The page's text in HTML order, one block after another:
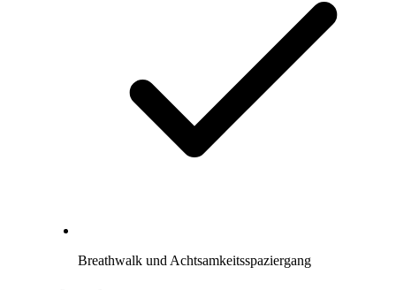
Breathwalk und Achtsamkeitsspaziergang